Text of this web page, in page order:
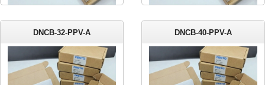
DNCB-32-PPV-A DNCB-40-PPV-A